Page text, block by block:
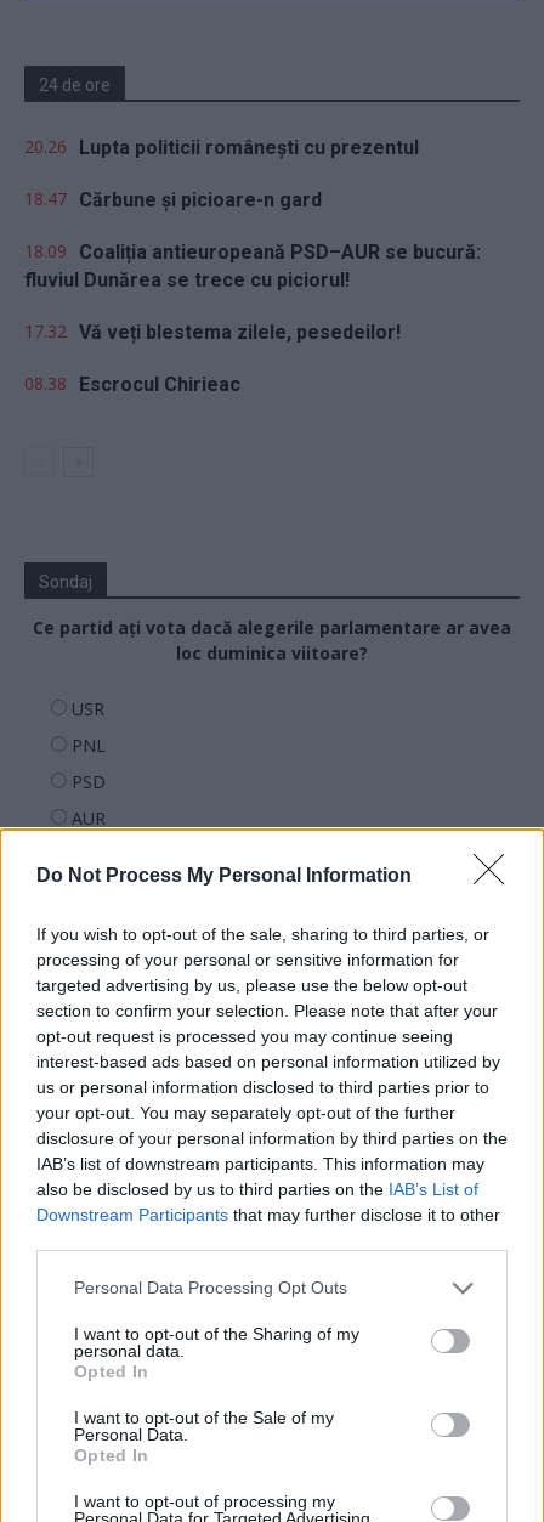
Do Not Process My Personal Information
If you wish to opt-out of the sale, sharing to third parties, or
processing of your personal or sensitive information for
targeted advertising by us, please use the below opt-out
section to confirm your selection. Please note that after your
opt-out request is processed you may continue seeing
interest-based ads based on personal information utilized by
us or personal information disclosed to third parties prior to
your opt-out. You may separately opt-out of the further
disclosure of your personal information by third parties on the
IAB’s list of downstream participants. This information may
also be disclosed by us to third parties on the IAB’s List of
Downstream Participants that may further disclose it to other
Personal Data Processing Opt Outs
I want to opt-out of the Sharing of my
personal data.
Opted In
I want to opt-out of the Sale of my
Personal Data.
Opted In
I want to opt-out of processing my
Personal Data for Targeted Advertising.
24 de ore
20.26 Lupta politicii românești cu prezentul
18.47 Cărbune și picioare-n gard
18.09
Coaliția antieuropeană PSD–AUR se bucură:
fluviul Dunărea se trece cu piciorul!
17.32 Vă veți blestema zilele, pesedeilor!
08.38 Escrocul Chirieac
Sondaj
Ce partid ați vota dacă alegerile parlamentare ar avea
loc duminica viitoare?
USR
PNL
PSD
AUR
Forța Dreptei (L. Orban)
PNȚMM
REPER
SENS
SOS (Șoșoacă)
POT (Gavrilă)
PACE (Peia)
Acțiunea Conservatoare (Târziu)
PDF (Lazarus)
PUSL (D. Voiculescu)
PNȚCD (Pavelescu)
PNCR (Terheș)
Partidul Patrioților (Surugiu)
România pe Primul Loc (Ponta)